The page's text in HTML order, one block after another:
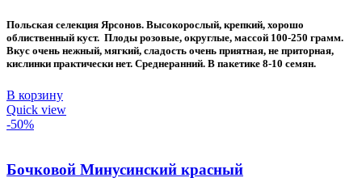
60 ₽.
Польская селекция Ярсонов. Высокорослый, крепкий, хорошо
облиственный куст. Плоды розовые, округлые, массой 100-250 грамм.
Вкус очень нежный, мягкий, сладость очень приятная, не приторная,
кислинки практически нет. Среднеранний. В пакетике 8-10 семян.
В корзину
Quick view
-50%
Бочковой Минусинский красный